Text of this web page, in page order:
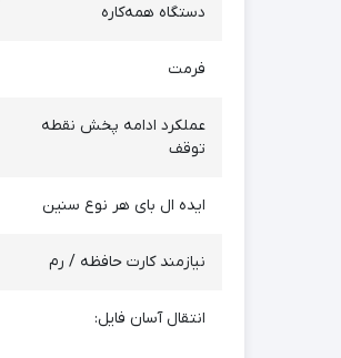
دستگاه همه‌کاره
فرمت
عملکرد ادامه پخش نقطه
توقف
ایده ال بای هر نوع سنین
نیازمند کارت حافظه / رم
انتقال آسان فایل: